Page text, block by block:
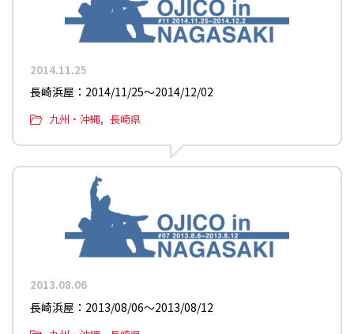
2014.11.25
長崎浜屋：2014/11/25〜2014/12/02
九州・沖縄 長崎県
2013.08.06
長崎浜屋：2013/08/06〜2013/08/12